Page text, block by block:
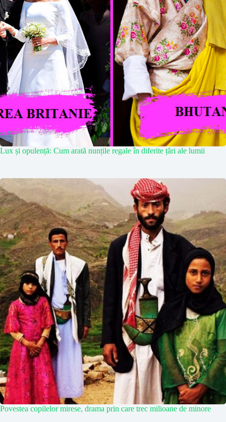
Lux și opulență: Cum arată nunțile regale în diferite țări ale lumii
Povestea copilelor mirese, drama prin care trec milioane de minore